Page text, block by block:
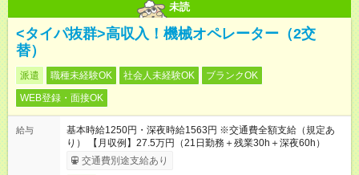
未読
<タイパ抜群>高収入！機械オペレーター（2交
替）
派遣 職種未経験OK 社会人未経験OK
ブランクOK
WEB登録・面接OK
給与
基本時給1250円・深夜時給1563円 ※交通費全額支給（規定あ
り） 【月収例】27.5万円（21日勤務＋残業30h＋深夜60h）
交通費別途支給あり